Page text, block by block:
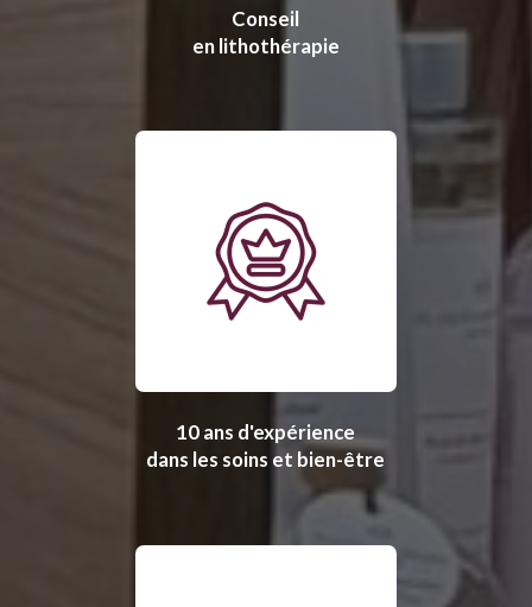
Conseil
en lithothérapie
10 ans d'expérience
dans les soins et bien-être